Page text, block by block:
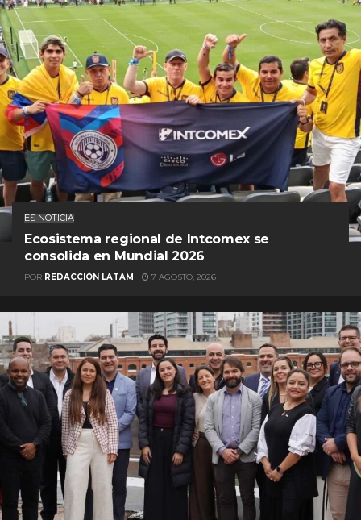
ES NOTICIA
Ecosistema regional de Intcomex se
consolida en Mundial 2026
POR REDACCIÓN LATAM 7 AGOSTO, 2026